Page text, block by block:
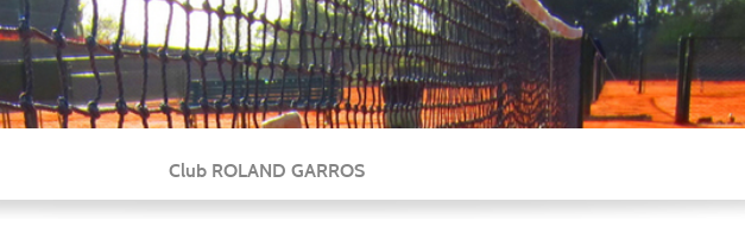
Club ROLAND GARROS